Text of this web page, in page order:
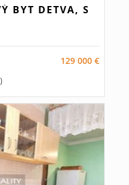
BYT DETVA, S
129 000 €